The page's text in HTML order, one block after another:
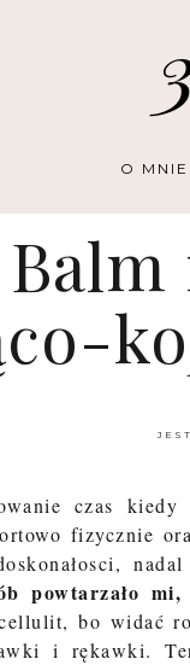
O MNIE
czas
fizycznie
powtarzało
bo widać
i rękawki.